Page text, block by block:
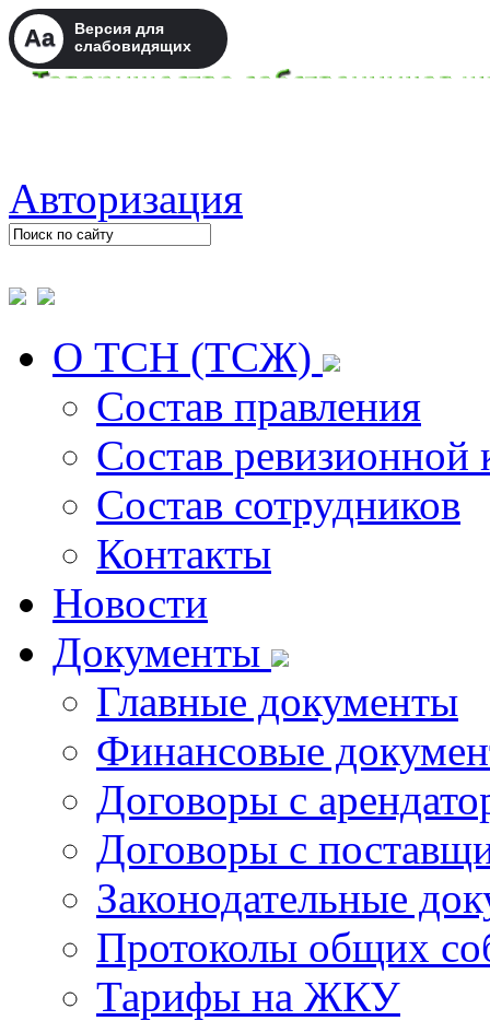
Aa
Версия для
слабовидящих
Авторизация
О ТСН (ТСЖ)
Состав правления
Состав ревизионной
Состав сотрудников
Контакты
Новости
Документы
Главные документы
Финансовые
Договоры с
Договоры с
Законодательные
Протоколы общих
Тарифы на ЖКУ